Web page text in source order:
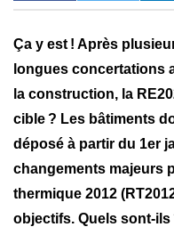
Ça y est ! Après
longues concertations
la construction, la
cible ? Les bâtiments
déposé à partir du 1er
changements majeurs
thermique 2012
objectifs. Quels sont-